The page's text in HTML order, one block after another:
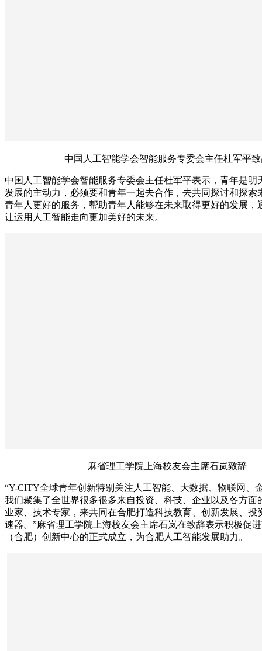
中国人工智能学会智能服务专委会主任杜军平
中国人工智能学会智能服务专委会主任杜军平表示，青年是明
发展的主动力，必须要和青年一起去合作，去共同探讨和探索
青年人更好的服务，帮助青年人能够在未来取得更好的发展，
让运用人工智能走向更加美好的未来。
麻省理工学院上海校友会主席石岚致辞
“Y-CITY全球青年创新特别关注人工智能、大数据、物联网、
我们聚集了全世界很多很多来自投资、科技、企业以及各方面
业家、技术专家，来共同在合肥打造科技教育、创新发展、投
速器。”麻省理工学院上海校友会主席石岚在致辞表示积极促
（合肥）创新中心的正式成立，为合肥人工智能发展助力。